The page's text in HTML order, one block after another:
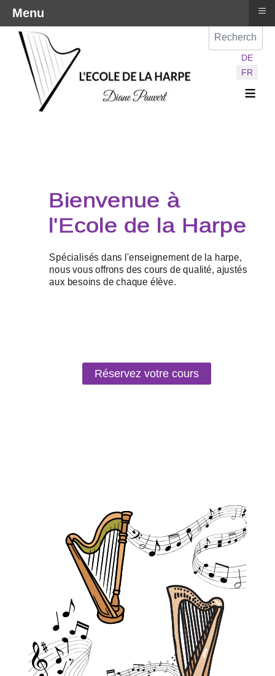
Sélectionnez
DE
FR
≡
Réservez votre cours
Menu ≡